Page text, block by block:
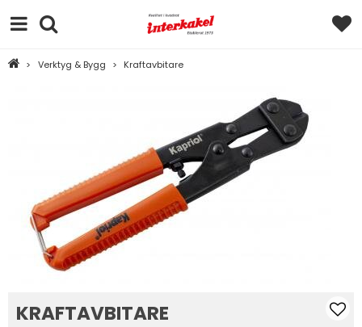
> Verktyg & Bygg > Kraftavbitare
KRAFTAVBITARE